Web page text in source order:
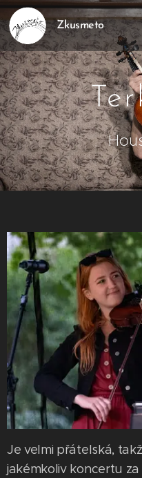
Zkusmeto
Je velmi přátelská,
jakémkoliv koncertu